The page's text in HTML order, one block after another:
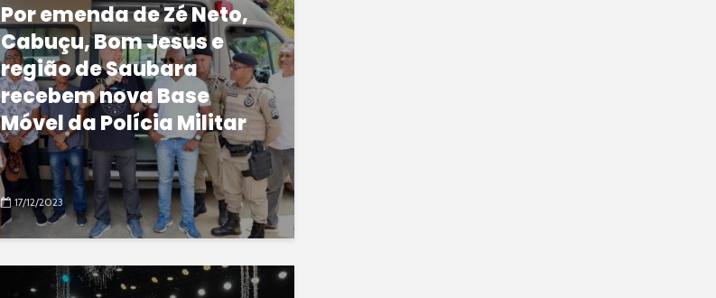
Por emenda de Zé Neto,
Cabuçu, Bom Jesus e
região de Saubara
recebem nova Base
Móvel da Polícia Militar
17/12/2023